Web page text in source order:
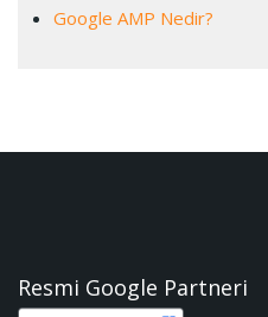
Google AMP Nedir?
Resmi Google Partneri